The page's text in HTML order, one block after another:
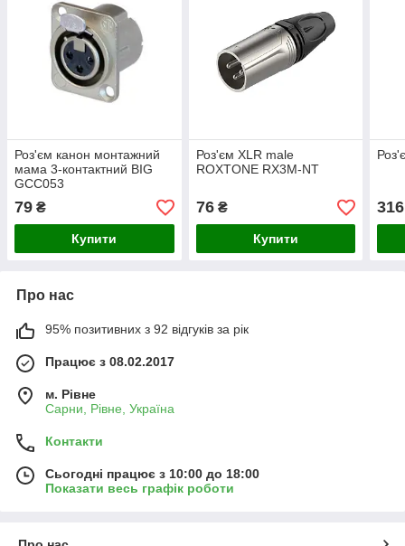
Роз'єм канон монтажний
мама 3-контактний BIG
GCC053
79 ₴
Купити
Роз'єм XLR male
ROXTONE RX3M-NT
76₴
Купити
316
Про нас
95% позитивних з 92 відгуків за рік
Працює з 08.02.2017
м. Рівне
Сарни, Рівне, Україна
Контакти
Сьогодні працює з 10:00 до 18:00
Показати весь графік роботи